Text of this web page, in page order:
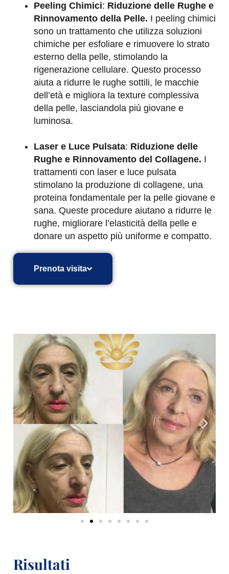
Peeling Chimici: Riduzione delle Rughe e
Rinnovamento della Pelle. I peeling chimici
sono un trattamento che utilizza soluzioni
chimiche per esfoliare e rimuovere lo strato
esterno della pelle, stimolando la
rigenerazione cellulare. Questo processo
aiuta a ridurre le rughe sottili, le macchie
dell’età e migliora la texture complessiva
della pelle, lasciandola più giovane e
luminosa.
Laser e Luce Pulsata: Riduzione delle
Rughe e Rinnovamento del Collagene. I
trattamenti con laser e luce pulsata
stimolano la produzione di collagene, una
proteina fondamentale per la pelle giovane e
sana. Queste procedure aiutano a ridurre le
rughe, migliorare l’elasticità della pelle e
donare un aspetto più uniforme e compatto.
Prenota visita
Risultati